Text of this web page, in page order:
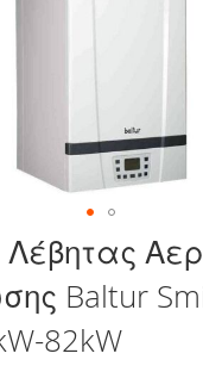
Λέβητας
Baltur
82kW